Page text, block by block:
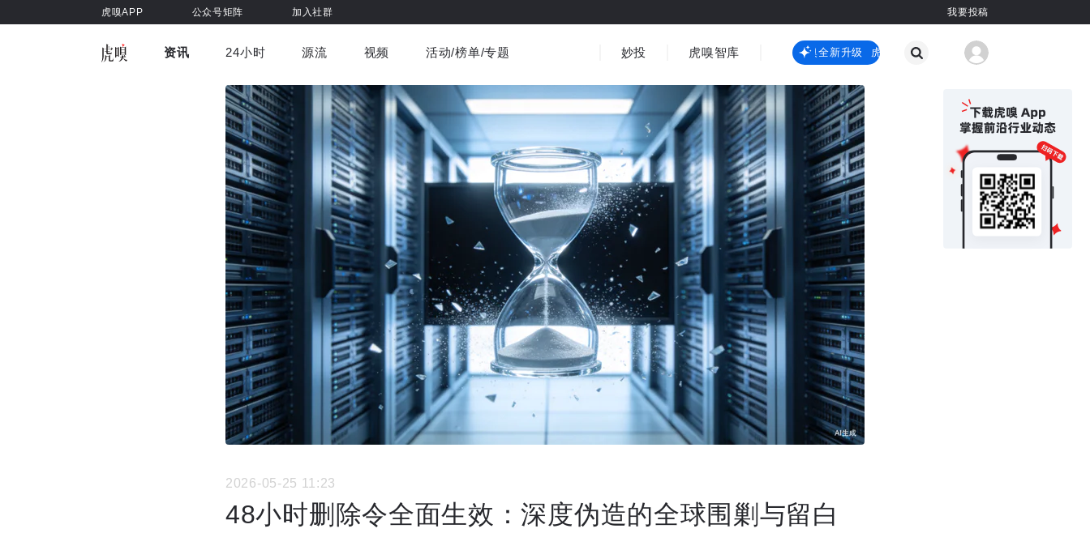
虎嗅APP 公众号矩阵 加入社群 我要投稿
资讯
车与出行 商业消费 社会文化 金融财经 出海
国际热点
健康 书影音 医疗 3C数码 观点 其他
24小时 源流 视频
虎嗅视界 视频精选
活动/榜单/专题 妙投 虎嗅智库 虎嗅嗅全新升级 虎嗅嗅全新升级
2026-05-25 11:23
48小时删除令全面生效：深度伪造的全球围剿与留白